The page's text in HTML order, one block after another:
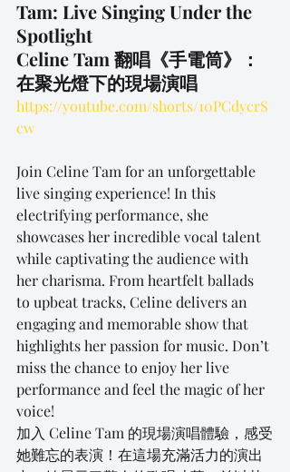
Tam: Live Singing Under the
Spotlight
Celine Tam 翻唱《手電筒》：
在聚光燈下的現場演唱
https://youtube.com/shorts/10PCdycrS
cw
Join Celine Tam for an unforgettable
live singing experience! In this
electrifying performance, she
showcases her incredible vocal talent
while captivating the audience with
her charisma. From heartfelt ballads
to upbeat tracks, Celine delivers an
engaging and memorable show that
highlights her passion for music. Don’t
miss the chance to enjoy her live
performance and feel the magic of her
voice!
加入 Celine Tam 的現場演唱體驗，感受
她難忘的表演！在這場充滿活力的演出